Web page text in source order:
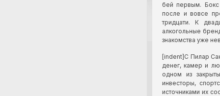
бей первым. Бокс
после и вовсе
тридцати. К
алкогольные
знакомства уже
[indent]С Пилар
денег, камер и
одном из
инвесторы,
источниками их